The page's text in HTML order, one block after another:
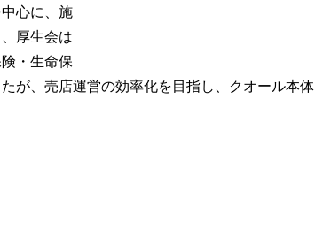
心に、施
厚生会は
・生命保
が、売店運営の効率化を目指し、クオール本